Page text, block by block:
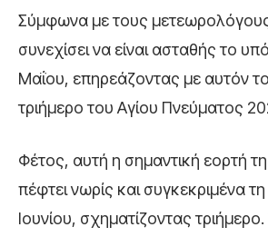
Σύμφωνα με τους
συνεχίσει να είναι ασταθής το
Μαΐου, επηρεάζοντας με αυτόν
τριήμερο του Αγίου Πνεύματος
Φέτος, αυτή η σημαντική εορτή
πέφτει νωρίς και συγκεκριμένα
Ιουνίου, σχηματίζοντας